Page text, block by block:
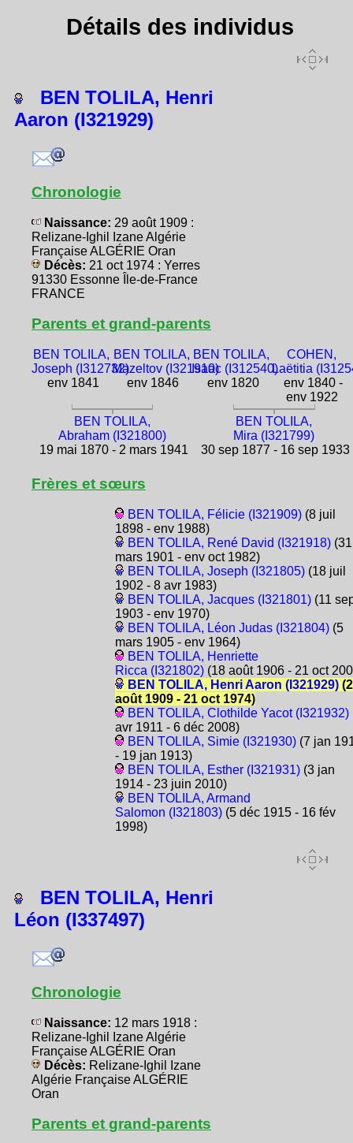
Détails des individus
BEN TOLILA, Henri
Aaron (I321929)
Chronologie
Naissance: 29 août 1909 :
Relizane-Ighil Izane Algérie
Française ALGÉRIE Oran
Décès: 21 oct 1974 : Yerres
91330 Essonne Île-de-France
FRANCE
Parents et grand-parents
BEN TOLILA,
Joseph (I312732)
env 1841
BEN TOLILA,
Mazeltov (I321910)
env 1846
BEN TOLILA,
Isaac (I312540)
env 1820
COHEN,
Laëtitia
env 1840 -
env 1922
BEN TOLILA,
Abraham (I321800)
19 mai 1870 - 2 mars 1941
BEN TOLILA,
Mira (I321799)
30 sep 1877 - 16 sep 1933
Frères et sœurs
BEN TOLILA, Félicie (I321909)(8 juil
1898 - env 1988)
BEN TOLILA, René David (I321918)(31
mars 1901 - env oct 1982)
BEN TOLILA, Joseph (I321805)(18 juil
1902 - 8 avr 1983)
BEN TOLILA, Jacques (I321801)(11
1903 - env 1970)
BEN TOLILA, Léon Judas (I321804)(5
mars 1905 - env 1964)
BEN TOLILA, Henriette
Ricca (I321802)(18 août 1906 - 21 oct
BEN TOLILA, Henri Aaron (I321929)
août 1909 - 21 oct 1974)
BEN TOLILA, Clothilde Yacot (I321932)
avr 1911 - 6 déc 2008)
BEN TOLILA, Simie (I321930)(7 jan
- 19 jan 1913)
BEN TOLILA, Esther (I321931)(3 jan
1914 - 23 juin 2010)
BEN TOLILA, Armand
Salomon (I321803)(5 déc 1915 - 16 fév
1998)
BEN TOLILA, Henri
Léon (I337497)
Chronologie
Naissance: 12 mars 1918 :
Relizane-Ighil Izane Algérie
Française ALGÉRIE Oran
Décès: Relizane-Ighil Izane
Algérie Française ALGÉRIE
Oran
Parents et grand-parents